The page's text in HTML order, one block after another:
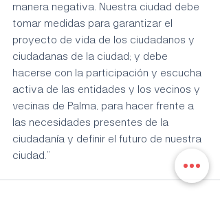
manera negativa. Nuestra ciudad debe
tomar medidas para garantizar el
proyecto de vida de los ciudadanos y
ciudadanas de la ciudad; y debe
hacerse con la participación y escucha
activa de las entidades y los vecinos y
vecinas de Palma, para hacer frente a
las necesidades presentes de la
ciudadanía y definir el futuro de nuestra
ciudad.”